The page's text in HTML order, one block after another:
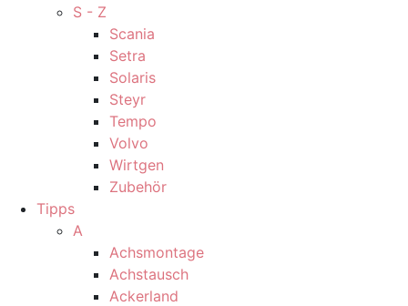
S - Z
Scania
Setra
Solaris
Steyr
Tempo
Volvo
Wirtgen
Zubehör
Tipps
A
Achsmontage
Achstausch
Ackerland